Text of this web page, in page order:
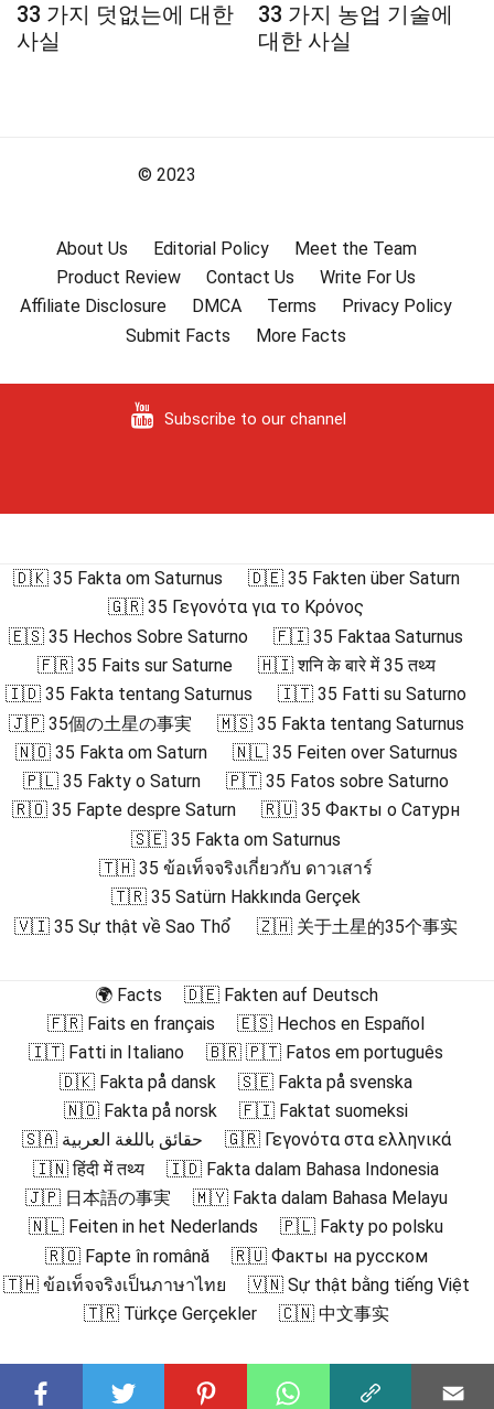
33 가지 덧없는에 대한
사실
33 가지 농업 기술에
대한 사실
© 2023
About Us Editorial Policy
Meet the Team
Product Review
Contact Us
Write For Us
Affiliate Disclosure
DMCA Terms
Privacy Policy
Submit Facts
More Facts
Subscribe to our channel
🇩🇰 35 Fakta om Saturnus
🇩🇪 35 Fakten über Saturn
🇬🇷 35 Γεγονότα για το Κρόνος
🇪🇸 35 Hechos Sobre Saturno
🇫🇮 35 Faktaa Saturnus
🇫🇷 35 Faits sur Saturne
🇭🇮 शनि के बारे में 35 तथ्य
🇮🇩 35 Fakta tentang Saturnus
🇮🇹 35 Fatti su Saturno
🇯🇵 35個の土星の事実
🇲🇸 35 Fakta tentang Saturnus
🇳🇴 35 Fakta om Saturn
🇳🇱 35 Feiten over Saturnus
🇵🇱 35 Fakty o Saturn
🇵🇹 35 Fatos sobre Saturno
🇷🇴 35 Fapte despre Saturn
🇷🇺 35 Факты о Сатурн
🇸🇪 35 Fakta om Saturnus
🇹🇭 35 ข้อเท็จจริงเกี่ยวกับ ดาวเสาร์
🇹🇷 35 Satürn Hakkında Gerçek
🇻🇮 35 Sự thật về Sao Thổ
🇿🇭 关于土星的35个事实
🌍 Facts
🇩🇪 Fakten auf Deutsch
🇫🇷 Faits en français
🇪🇸 Hechos en Español
🇮🇹 Fatti in Italiano
🇧🇷 🇵🇹 Fatos em português
🇩🇰 Fakta på dansk
🇸🇪 Fakta på svenska
🇳🇴 Fakta på norsk
🇫🇮 Faktat suomeksi
🇸🇦 حقائق باللغة العربية
🇬🇷 Γεγονότα στα ελληνικά
🇮🇳 हिंदी में तथ्य
🇮🇩 Fakta dalam Bahasa Indonesia
🇯🇵 日本語の事実
🇲🇾 Fakta dalam Bahasa Melayu
🇳🇱 Feiten in het Nederlands
🇵🇱 Fakty po polsku
🇷🇴 Fapte în română
🇷🇺 Факты на русском
🇹🇭 ข้อเท็จจริงเป็นภาษาไทย
🇻🇳 Sự thật bằng tiếng Việt
🇹🇷 Türkçe Gerçekler
🇨🇳 中文事实